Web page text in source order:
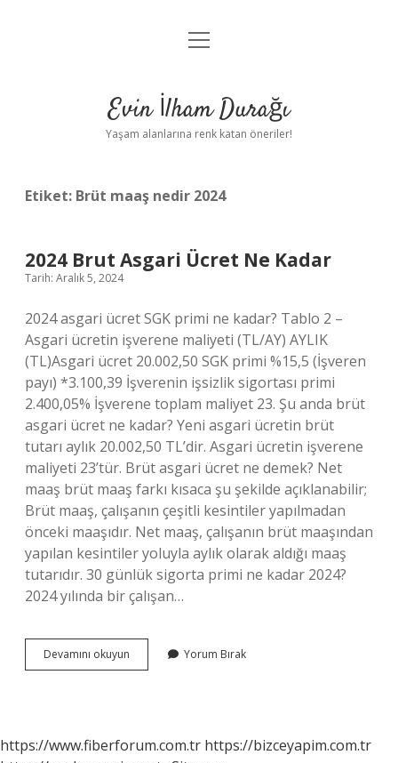
Anasayfa
Yasal Uyarı
menüyü
Evin İlham Durağı
Yaşam alanlarına renk katan öneriler!
Etiket: Brüt maaş nedir 2024
2024 Brut Asgari Ücret Ne Kadar
Tarih: Aralık 5, 2024
2024 asgari ücret SGK primi ne kadar? Tablo 2 –
Asgari ücretin işverene maliyeti (TL/AY) AYLIK
(TL)Asgari ücret 20.002,50 SGK primi %15,5 (İşveren
payı) *3.100,39 İşverenin işsizlik sigortası primi
2.400,05% İşverene toplam maliyet 23. Şu anda brüt
asgari ücret ne kadar? Yeni asgari ücretin brüt
tutarı aylık 20.002,50 TL’dir. Asgari ücretin işverene
maliyeti 23’tür. Brüt asgari ücret ne demek? Net
maaş brüt maaş farkı kısaca şu şekilde açıklanabilir;
Brüt maaş, çalışanın çeşitli kesintiler yapılmadan
önceki maaşıdır. Net maaş, çalışanın brüt maaşından
yapılan kesintiler yoluyla aylık olarak aldığı maaş
tutarıdır. 30 günlük sigorta primi ne kadar 2024?
2024 yılında bir çalışan…
Devamını okuyun
Brut
Yorum Bırak
https://www.fiberforum.com.tr https://bizceyapim.com.tr